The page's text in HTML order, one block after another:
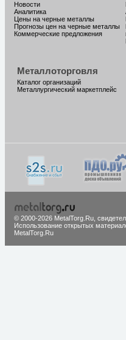
Новости
Аналитика
Цены на черные металлы
Прогнозы цен на черные металлы
Коммерческие предложения
Металлоторговля
Каталог организаций
Металлургический маркетплейс
© 2000-2026 MetalTorg.Ru,
Использование открытых
MetalTorg.Ru